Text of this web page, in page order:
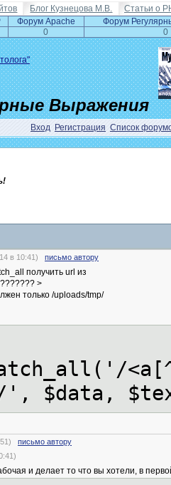
Блог Кузнецова М.В.
Статьи о
Форум Apache
Форум
0
0
Выражения
Вход Регистрация Список
в 10:41) письмо автору
получить url из
>
только /uploads/tmp/
', $data,
письмо автору
и делает то что вы хотели, в